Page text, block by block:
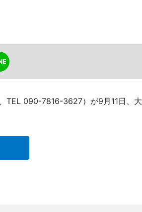
TEL 090-7816-3627）が9月11日、大